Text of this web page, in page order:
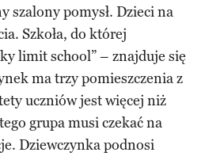
szalony pomysł. Dzieci na
Szkoła, do której
limit school” – znajduje się
ma trzy pomieszczenia z
uczniów jest więcej niż
grupa musi czekać na
Dziewczynka podnosi